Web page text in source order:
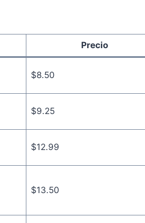
Precio
$8.50
$9.25
$12.99
$13.50